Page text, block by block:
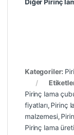
Diğer Pirinç
Kategoriler:
Pirinç lama
fiyatları, Pirinç
malzemesi,
Pirinç lama